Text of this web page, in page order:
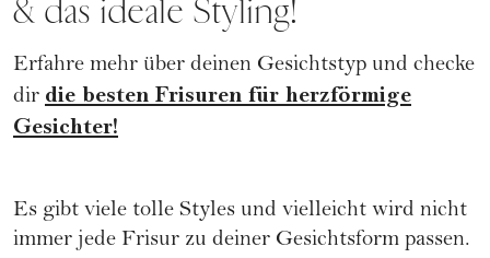
& das ideale Styling!
Erfahre mehr über deinen Gesichtstyp und checke
dir die besten Frisuren für herzförmige
Gesichter!
Es gibt viele tolle Styles und vielleicht wird nicht
immer jede Frisur zu deiner Gesichtsform passen.